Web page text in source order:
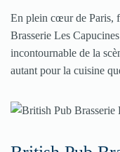
En plein cœur de Paris,
Brasserie Les
incontournable de la
autant pour la cuisine